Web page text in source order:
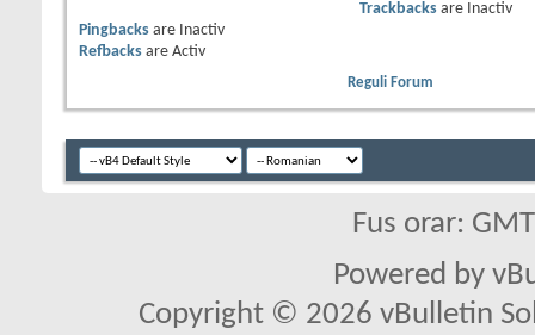
Trackbacksare
Inactiv
Pingbacks are
Inactiv
Refbacks are Activ
Reguli Forum
Fus orar:
Powered by
Copyright © 2026 vBulletin